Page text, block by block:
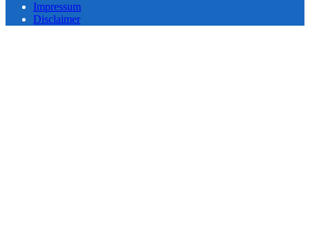
Impressum
Disclaimer